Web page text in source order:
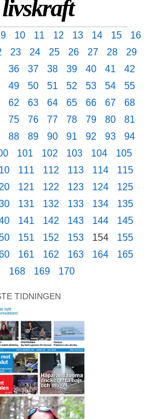
9 10 11 12 13 14 15
16
23 24 25 26 27 28
29
36 37 38 39 40 41
42
49 50 51 52 53 54
55
62 63 64 65 66 67
68
75 76 77 78 79 80
81
88 89 90 91 92 93
94
101 102 103 104
105
111 112 113 114
115
121 122 123 124
125
131 132 133 134
135
141 142 143 144
145
151 152 153 154
155
161 162 163 164
165
168 169 170
TIDNINGEN